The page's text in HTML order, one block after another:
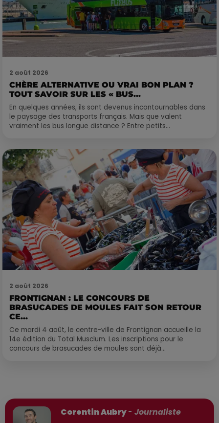
2 août 2026
CHÈRE ALTERNATIVE OU VRAI BON PLAN ?
TOUT SAVOIR SUR LES « BUS...
En quelques années, ils sont devenus incontournables dans
le paysage des transports français. Mais que valent
vraiment les bus longue distance ? Entre petits...
2 août 2026
FRONTIGNAN : LE CONCOURS DE
BRASUCADES DE MOULES FAIT SON RETOUR
CE...
Ce mardi 4 août, le centre-ville de Frontignan accueille la
14e édition du Total Musclum. Les inscriptions pour le
concours de brasucades de moules sont déjà...
Corentin Aubry- Journaliste